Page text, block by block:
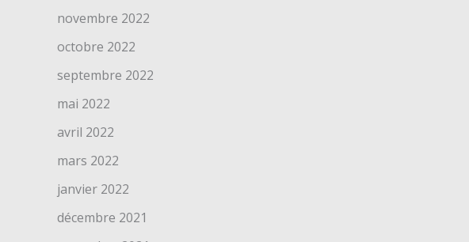
novembre 2022
octobre 2022
septembre 2022
mai 2022
avril 2022
mars 2022
janvier 2022
décembre 2021